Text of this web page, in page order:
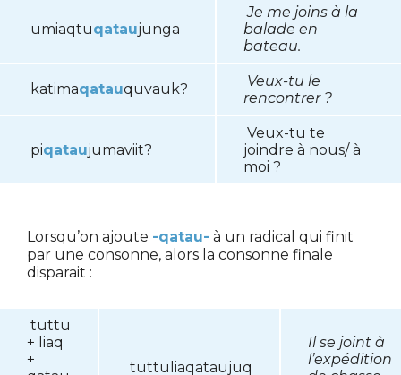
umiaqtuqataujunga
Je me joins à la
balade en
bateau.
katimaqatauquvauk?
Veux-tu le
rencontrer ?
piqataujumaviit?
Veux-tu te
joindre à nous/ à
moi ?
Lorsqu’on ajoute -qatau- à un radical qui finit
par une consonne, alors la consonne finale
disparait :
tuttu
+ liaq
+
tuttuliaqataujuq
Il se joint à
l’expédition